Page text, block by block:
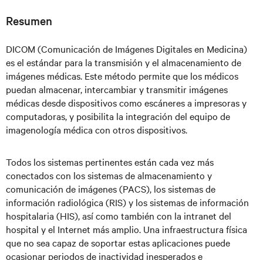
Resumen
DICOM (Comunicación de Imágenes Digitales en Medicina)
es el estándar para la transmisión y el almacenamiento de
imágenes médicas. Este método permite que los médicos
puedan almacenar, intercambiar y transmitir imágenes
médicas desde dispositivos como escáneres a impresoras y
computadoras, y posibilita la integración del equipo de
imagenología médica con otros dispositivos.
Todos los sistemas pertinentes están cada vez más
conectados con los sistemas de almacenamiento y
comunicación de imágenes (PACS), los sistemas de
información radiológica (RIS) y los sistemas de información
hospitalaria (HIS), así como también con la intranet del
hospital y el Internet más amplio. Una infraestructura física
que no sea capaz de soportar estas aplicaciones puede
ocasionar periodos de inactividad inesperados e